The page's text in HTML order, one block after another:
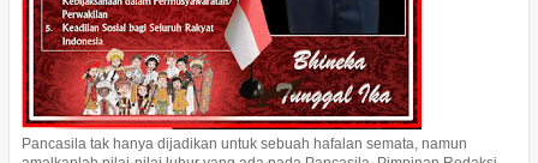
Pancasila tak hanya dijadikan untuk sebuah hafalan semata, namun